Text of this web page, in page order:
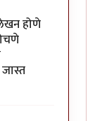
होणे